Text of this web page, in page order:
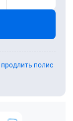
продлить полис